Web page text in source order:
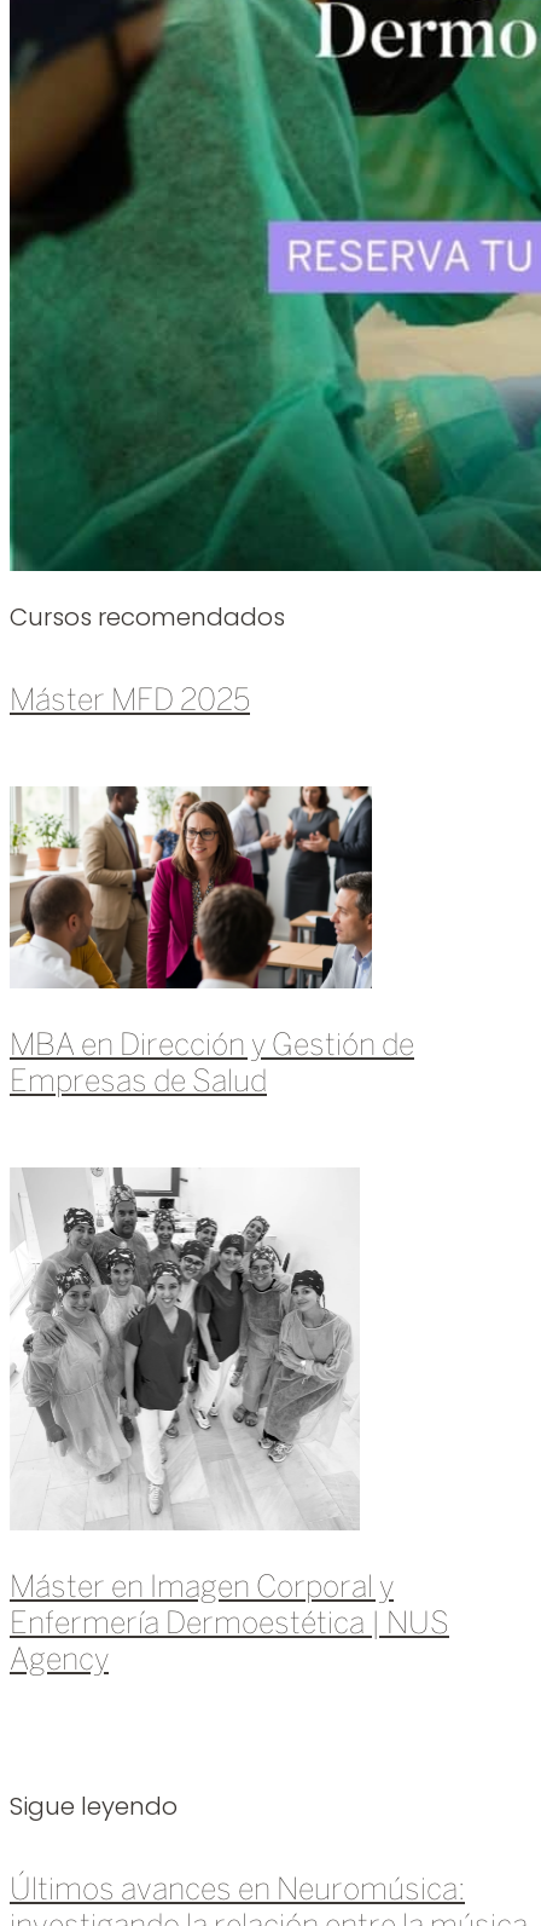
Cursos recomendados
Máster MFD 2025
MBA en Dirección y Gestión de
Empresas de Salud
Máster en Imagen Corporal y
Enfermería Dermoestética | NUS
Agency
Sigue leyendo
Últimos avances en Neuromúsica: